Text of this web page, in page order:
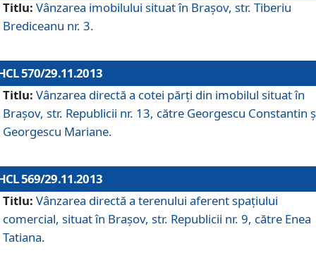
Titlu: Vânzarea imobilului situat în Braşov, str. Tiberiu
Brediceanu nr. 3.
570/29.11.2013
Titlu: Vânzarea directă a cotei părţi din imobilul situat în
Braşov, str. Republicii nr. 13, către Georgescu Constantin
Georgescu Mariane.
569/29.11.2013
Titlu: Vânzarea directă a terenului aferent spaţiului
comercial, situat în Braşov, str. Republicii nr. 9, către Enea
Tatiana.